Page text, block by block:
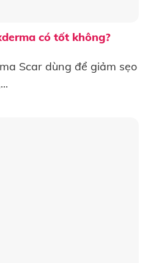
có tốt không?
Scar dùng để giảm sẹo